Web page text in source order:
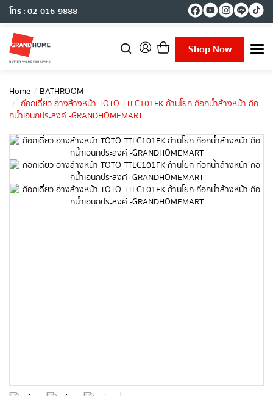
โทร : 02-016-9888
Shop Now
T
l
e
a
v
g
t
Home
BATHROOM
ก๊อกเดี่ยว อ่างล้างหน้า TOTO TTLC101FK ก้านโยก ก๊อกน้ำล้างหน้า ก๊อ
กนํ้าเอนกประสงค์ -GRANDHOMEMART